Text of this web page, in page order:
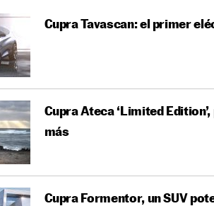
Cupra Tavascan: el primer
Cupra Ateca ‘Limited
más
Cupra Formentor, un SUV